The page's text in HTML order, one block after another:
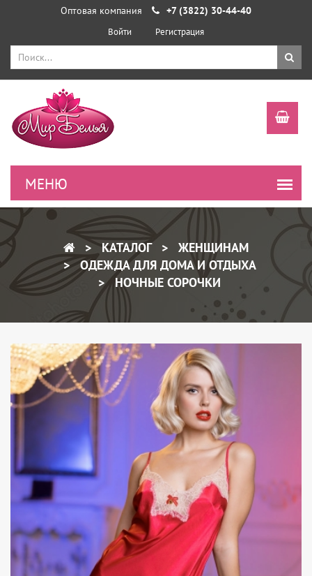
Оптовая компания +7 (3822) 30-44-40
Войти Регистрация
КАТАЛОГ
ЖЕНЩИНАМ
ОДЕЖДА ДЛЯ ДОМА И ОТДЫХА
НОЧНЫЕ СОРОЧКИ